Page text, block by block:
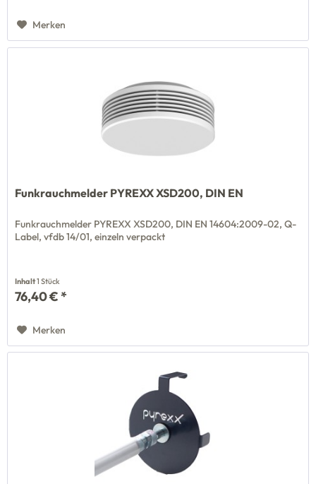
Merken
Funkrauchmelder PYREXX XSD200, DIN EN
Funkrauchmelder PYREXX XSD200, DIN EN 14604:2009-02, Q-
Label, vfdb 14/01, einzeln verpackt
Inhalt1 Stück
76,40 € *
Merken